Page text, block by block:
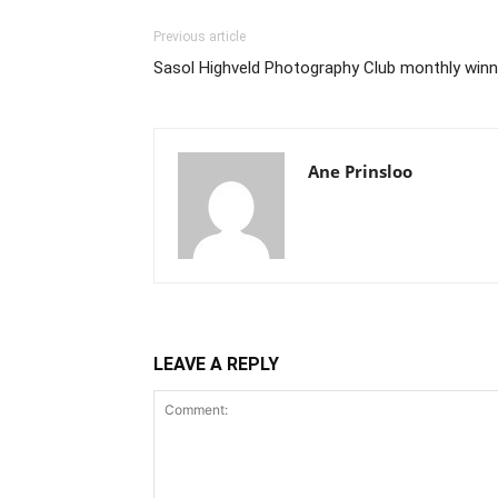
Previous article
Sasol Highveld Photography Club monthly
Ane Prinsloo
LEAVE A REPLY